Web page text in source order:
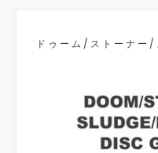
ドゥーム/ストーナー